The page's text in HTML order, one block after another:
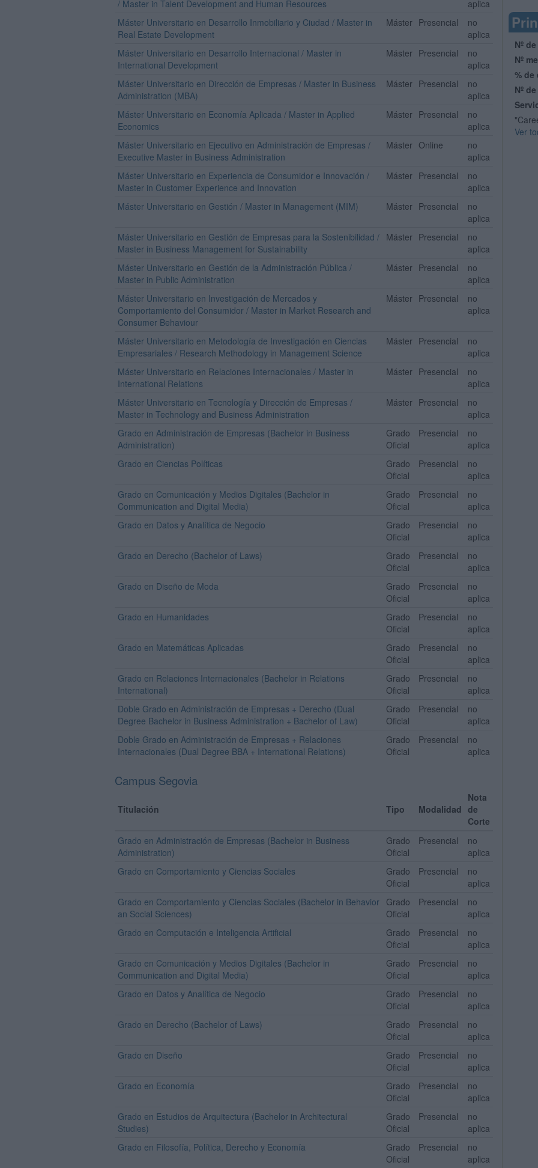
/ Master in Talent Development and Human Resources
aplica
Máster Universitario en Desarrollo Inmobiliario y Ciudad / Master in
Real Estate Development
Máster Presencial
no
aplica
Máster Universitario en Desarrollo Internacional / Master in
International Development
Máster Presencial
no
aplica
Máster Universitario en Dirección de Empresas / Master in Business
Administration (MBA)
Máster Presencial
no
aplica
Máster Universitario en Economía Aplicada / Master in Applied
Economics
Máster Presencial
no
aplica
Máster Universitario en Ejecutivo en Administración de Empresas /
Executive Master in Business Administration
Máster Online
no
aplica
Máster Universitario en Experiencia de Consumidor e Innovación /
Master in Customer Experience and Innovation
Máster Presencial
no
aplica
Máster Universitario en Gestión / Master in Management (MIM)
Máster Presencial
no
aplica
Máster Universitario en Gestión de Empresas para la Sostenibilidad /
Master in Business Management for Sustainability
Máster Presencial
no
aplica
Máster Universitario en Gestión de la Administración Pública /
Master in Public Administration
Máster Presencial
no
aplica
Máster Universitario en Investigación de Mercados y
Comportamiento del Consumidor / Master in Market Research and
Consumer Behaviour
Máster Presencial
no
aplica
Máster Universitario en Metodología de Investigación en Ciencias
Empresariales / Research Methodology in Management Science
Máster Presencial
no
aplica
Máster Universitario en Relaciones Internacionales / Master in
International Relations
Máster Presencial
no
aplica
Máster Universitario en Tecnología y Dirección de Empresas /
Master in Technology and Business Administration
Máster Presencial
no
aplica
Grado en Administración de Empresas (Bachelor in Business
Administration)
Grado
Oficial
Presencial
no
aplica
Grado en Ciencias Políticas
Grado
Oficial
Presencial
no
aplica
Grado en Comunicación y Medios Digitales (Bachelor in
Communication and Digital Media)
Grado
Oficial
Presencial
no
aplica
Grado en Datos y Analítica de Negocio
Grado
Oficial
Presencial
no
aplica
Grado en Derecho (Bachelor of Laws)
Grado
Oficial
Presencial
no
aplica
Grado en Diseño de Moda
Grado
Oficial
Presencial
no
aplica
Grado en Humanidades
Grado
Oficial
Presencial
no
aplica
Grado en Matemáticas Aplicadas
Grado
Oficial
Presencial
no
aplica
Grado en Relaciones Internacionales (Bachelor in Relations
International)
Grado
Oficial
Presencial
no
aplica
Doble Grado en Administración de Empresas + Derecho (Dual
Degree Bachelor in Business Administration + Bachelor of Law)
Grado
Oficial
Presencial
no
aplica
Doble Grado en Administración de Empresas + Relaciones
Internacionales (Dual Degree BBA + International Relations)
Grado
Oficial
Presencial
no
aplica
Campus Segovia
Titulación Tipo Modalidad
Nota
de
Corte
Grado en Administración de Empresas (Bachelor in Business
Administration)
Grado
Oficial
Presencial
no
aplica
Grado en Comportamiento y Ciencias Sociales
Grado
Oficial
Presencial
no
aplica
Grado en Comportamiento y Ciencias Sociales (Bachelor in Behavior
an Social Sciences)
Grado
Oficial
Presencial
no
aplica
Grado en Computación e Inteligencia Artificial
Grado
Oficial
Presencial
no
aplica
Grado en Comunicación y Medios Digitales (Bachelor in
Communication and Digital Media)
Grado
Oficial
Presencial
no
aplica
Grado en Datos y Analítica de Negocio
Grado
Oficial
Presencial
no
aplica
Grado en Derecho (Bachelor of Laws)
Grado
Oficial
Presencial
no
aplica
Grado en Diseño
Grado
Oficial
Presencial
no
aplica
Grado en Economía
Grado
Oficial
Presencial
no
aplica
Grado en Estudios de Arquitectura (Bachelor in Architectural
Studies)
Grado
Oficial
Presencial
no
aplica
Grado en Filosofía, Política, Derecho y Economía
Grado
Oficial
Presencial
no
aplica
Nº
Nº
%
Nº
Ver